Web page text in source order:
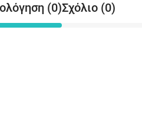
(0)Σχόλιο (0)